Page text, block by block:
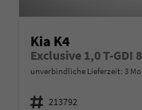
Kia K4
Exclusive 1,0 T-GDI
unverbindliche Lieferzeit: 3
Fahrzeugnummer 213792